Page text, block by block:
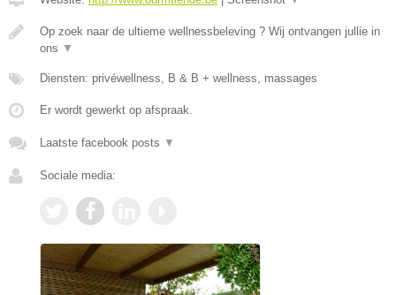
Op zoek naar de ultieme wellnessbeleving ? Wij ontvangen jullie in
ons ▼
Diensten: privéwellness, B & B + wellness, massages
Er wordt gewerkt op afspraak.
Laatste facebook posts ▼
Sociale media: